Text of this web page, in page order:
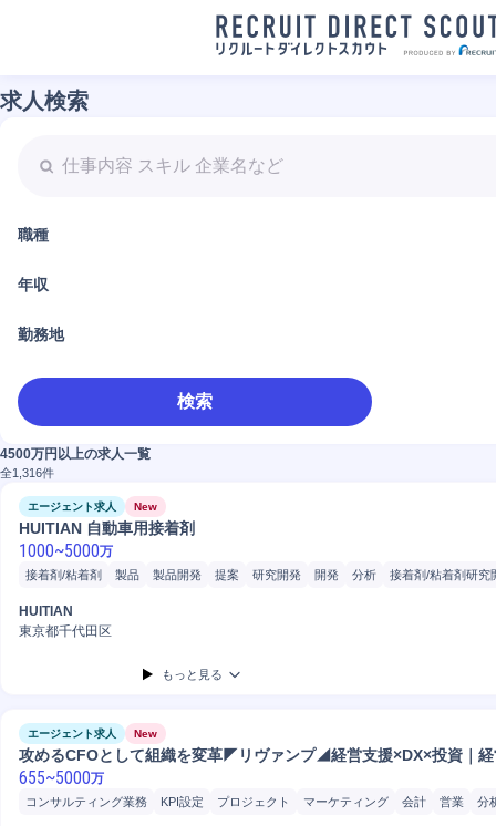
求人検索
職種
年収
勤務地
検索
4500万円以上の求人一覧
全1,316件
エージェント求人 New
HUITIAN 自動車用接着剤
1000~5000万
接着剤/粘着剤 製品 製品開発 提案 研究開発 開発 分析
接着剤/粘着剤研究
HUITIAN
東京都千代田区
もっと見る
エージェント求人 New
攻めるCFOとして組織を変革◤リヴァンプ◢経営支援×DX×投資｜経
655~5000万
コンサルティング業務 KPI設定 プロジェクト マーケティング 会計 営業 分